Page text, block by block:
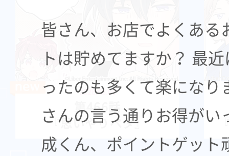
皆さん、お店でよくある
トは貯めてますか？ 最
ったのも多くて楽になり
さんの言う通りお得がい
成くん、ポイントゲッ
2026.08.05
第466話
『思いやりベタ』